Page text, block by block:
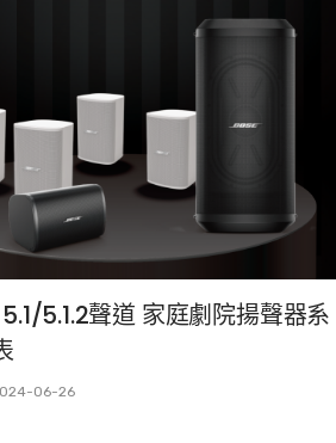
5.1.2聲道 家庭劇院揚聲器系
06-26